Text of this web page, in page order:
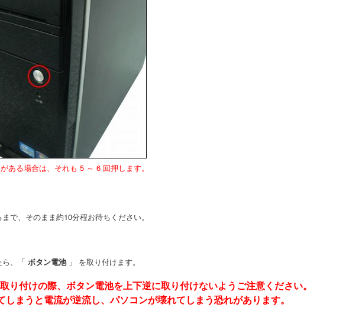
ある場合は、それも 5 ～ 6 回押します。
で、そのまま約10分程お待ちください。
、「 ボタン電池」 を取り付けます。
取り付けの際、ボタン電池を上下逆に取り付けないようご注意ください。
しまうと電流が逆流し、パソコンが壊れてしまう恐れがあります。